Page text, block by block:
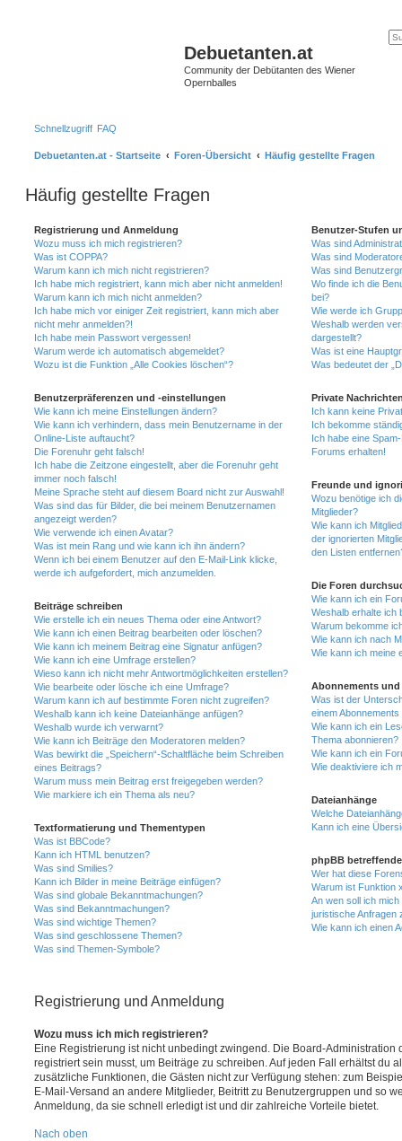
Debuetanten.at
Community der Debütanten des Wiener
Opernballes
Schnellzugriff FAQ
Debuetanten.at - Startseite Foren-Übersicht Häufig gestellte Fragen
Häufig gestellte Fragen
Registrierung und Anmeldung
Wozu muss ich mich registrieren?
Was ist COPPA?
Warum kann ich mich nicht registrieren?
Ich habe mich registriert, kann mich aber nicht anmelden!
Warum kann ich mich nicht anmelden?
Ich habe mich vor einiger Zeit registriert, kann mich aber
nicht mehr anmelden?!
Ich habe mein Passwort vergessen!
Warum werde ich automatisch abgemeldet?
Wozu ist die Funktion „Alle Cookies löschen“?
Benutzerpräferenzen und -einstellungen
Wie kann ich meine Einstellungen ändern?
Wie kann ich verhindern, dass mein Benutzername in der
Online-Liste auftaucht?
Die Forenuhr geht falsch!
Ich habe die Zeitzone eingestellt, aber die Forenuhr geht
immer noch falsch!
Meine Sprache steht auf diesem Board nicht zur Auswahl!
Was sind das für Bilder, die bei meinem Benutzernamen
angezeigt werden?
Wie verwende ich einen Avatar?
Was ist mein Rang und wie kann ich ihn ändern?
Wenn ich bei einem Benutzer auf den E-Mail-Link klicke,
werde ich aufgefordert, mich anzumelden.
Beiträge schreiben
Wie erstelle ich ein neues Thema oder eine Antwort?
Wie kann ich einen Beitrag bearbeiten oder löschen?
Wie kann ich meinem Beitrag eine Signatur anfügen?
Wie kann ich eine Umfrage erstellen?
Wieso kann ich nicht mehr Antwortmöglichkeiten erstellen?
Wie bearbeite oder lösche ich eine Umfrage?
Warum kann ich auf bestimmte Foren nicht zugreifen?
Weshalb kann ich keine Dateianhänge anfügen?
Weshalb wurde ich verwarnt?
Wie kann ich Beiträge den Moderatoren melden?
Was bewirkt die „Speichern“-Schaltfläche beim Schreiben
eines Beitrags?
Warum muss mein Beitrag erst freigegeben werden?
Wie markiere ich ein Thema als neu?
Textformatierung und Thementypen
Was ist BBCode?
Kann ich HTML benutzen?
Was sind Smilies?
Kann ich Bilder in meine Beiträge einfügen?
Was sind globale Bekanntmachungen?
Was sind Bekanntmachungen?
Was sind wichtige Themen?
Was sind geschlossene Themen?
Was sind Themen-Symbole?
Benutzer-Stufen
Was sind
Was sind
Was sind
Wo finde ich die
bei?
Wie werde ich
Weshalb werden
dargestellt?
Was ist eine
Was bedeutet der
Private
Ich kann keine
Ich bekomme
Ich habe eine
Forums erhalten!
Freunde und
Wozu benötige ich
Mitglieder?
Wie kann ich
der ignorierten
den Listen
Die Foren
Wie kann ich ein
Weshalb erhalte ich
Warum bekomme
Wie kann ich nach
Wie kann ich meine
Abonnements und
Was ist der
einem
Wie kann ich ein
Thema abonnieren?
Wie kann ich ein
Wie deaktiviere ich
Dateianhänge
Welche
Kann ich eine
phpBB
Wer hat diese
Warum ist Funktion
An wen soll ich
juristische Anfragen
Wie kann ich einen
Registrierung und Anmeldung
Wozu muss ich mich registrieren?
Eine Registrierung ist nicht unbedingt zwingend. Die Board-Administration
registriert sein musst, um Beiträge zu schreiben. Auf jeden Fall erhältst du
zusätzliche Funktionen, die Gästen nicht zur Verfügung stehen: zum
E-Mail-Versand an andere Mitglieder, Beitritt zu Benutzergruppen und so
Anmeldung, da sie schnell erledigt ist und dir zahlreiche Vorteile bietet.
Nach oben